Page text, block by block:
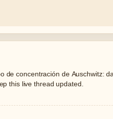
de concentración de Auschwitz:
this live thread updated.